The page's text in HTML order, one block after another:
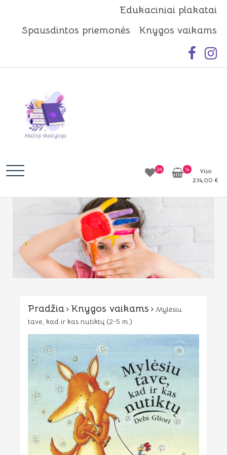
content
Edukaciniai plakatai
Spausdintos priemonės
Knygos vaikams
26 14
Viso
274,00 €
Pradžia Knygos vaikams
Mylėsiu
tave, kad ir kas nutiktų (2-5 m.)